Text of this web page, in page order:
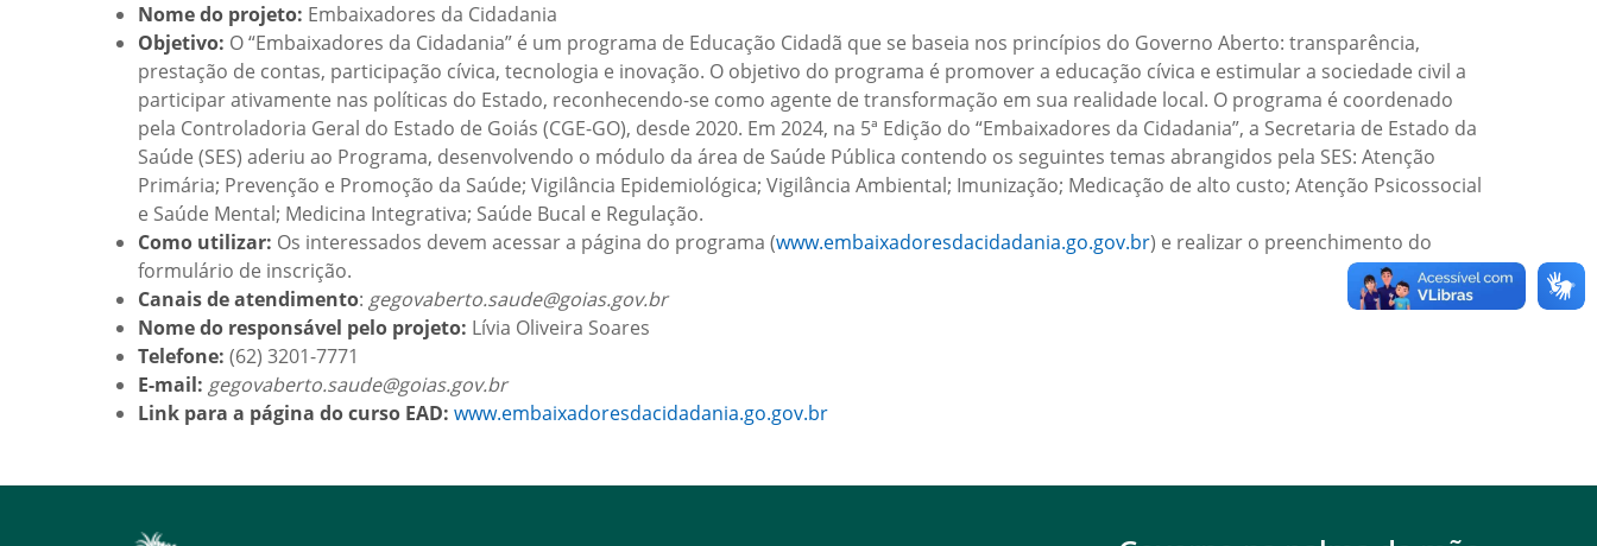
Nome do projeto: Embaixadores da Cidadania
Objetivo: O “Embaixadores da Cidadania” é um programa de Educação Cidadã que se baseia nos princípios do Governo Aberto: transparência,
prestação de contas, participação cívica, tecnologia e inovação. O objetivo do programa é promover a educação cívica e estimular a sociedade civil a
participar ativamente nas políticas do Estado, reconhecendo-se como agente de transformação em sua realidade local. O programa é coordenado
pela Controladoria Geral do Estado de Goiás (CGE-GO), desde 2020. Em 2024, na 5ª Edição do “Embaixadores da Cidadania”, a Secretaria de Estado da
Saúde (SES) aderiu ao Programa, desenvolvendo o módulo da área de Saúde Pública contendo os seguintes temas abrangidos pela SES: Atenção
Primária; Prevenção e Promoção da Saúde; Vigilância Epidemiológica; Vigilância Ambiental; Imunização; Medicação de alto custo; Atenção Psicossocial
e Saúde Mental; Medicina Integrativa; Saúde Bucal e Regulação.
Como utilizar: Os interessados devem acessar a página do programa (www.embaixadoresdacidadania.go.gov.br) e realizar o preenchimento do
formulário de inscrição.
Canais de atendimento: gegovaberto.saude@goias.gov.br
Nome do responsável pelo projeto: Lívia Oliveira Soares
Telefone: (62) 3201-7771
⁠E-mail: gegovaberto.saude@goias.gov.br
Link para a página do curso EAD: www.embaixadoresdacidadania.go.gov.br